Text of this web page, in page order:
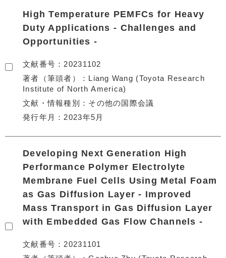
High Temperature PEMFCs for Heavy
Duty Applications - Challenges and
Opportunities -
文献番号
20231102
著者（筆頭者）
Liang Wang (Toyota Research
Institute of North America)
文献・情報種別
その他の国際会議
発行年月
2023年5月
Developing Next Generation High
Performance Polymer Electrolyte
Membrane Fuel Cells Using Metal Foam
as Gas Diffusion Layer - Improved
Mass Transport in Gas Diffusion Layer
with Embedded Gas Flow Channels -
文献番号
20231101